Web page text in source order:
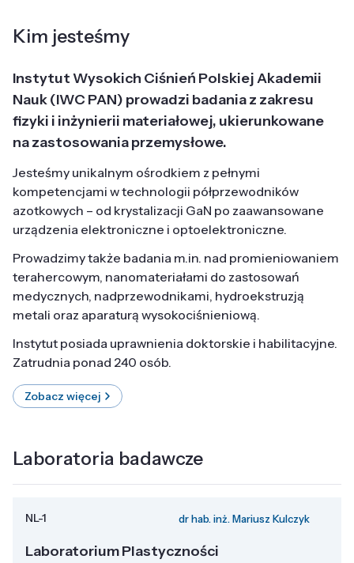
Kim jesteśmy
Instytut Wysokich Ciśnień Polskiej Akademii
Nauk (IWC PAN) prowadzi badania z zakresu
fizyki i inżynierii materiałowej, ukierunkowane
na zastosowania przemysłowe.
Jesteśmy unikalnym ośrodkiem z pełnymi
kompetencjami w technologii półprzewodników
azotkowych – od krystalizacji GaN po zaawansowane
urządzenia elektroniczne i optoelektroniczne.
Prowadzimy także badania m.in. nad promieniowaniem
terahercowym, nanomateriałami do zastosowań
medycznych, nadprzewodnikami, hydroekstruzją
metali oraz aparaturą wysokociśnieniową.
Instytut posiada uprawnienia doktorskie i habilitacyjne.
Zatrudnia ponad 240 osób.
Zobacz więcej
Laboratoria badawcze
NL-1 dr hab. inż. Mariusz Kulczyk
Laboratorium Plastyczności